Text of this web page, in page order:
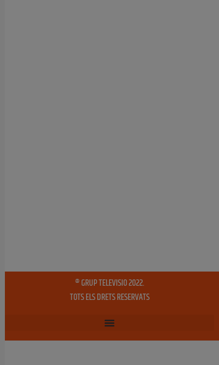
® GRUP TELEVISIO 2022.
TOTS ELS DRETS RESERVATS